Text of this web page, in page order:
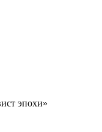
эпохи»